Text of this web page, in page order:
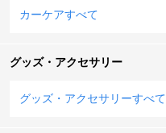
カーケアすべて
グッズ・アクセサリー
グッズ・アクセサリーすべて